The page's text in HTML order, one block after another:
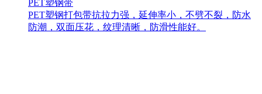
PET塑钢带
PET塑钢打包带抗拉力强，延伸率小，不劈不裂，防水
防潮，双面压花，纹理清晰，防滑性能好。